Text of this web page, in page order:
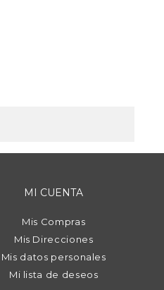
MI CUENTA
Mis Compras
Mis Direcciones
Mis datos personales
Mi lista de deseos